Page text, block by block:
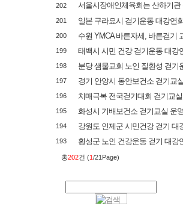
202 서울시장애인체육회는 산하기관
201 일본 구라요시 걷기운동 대강연
200 수원 YMCA 바른자세, 바른걷기
199 태백시 시민 건강 걷기운동 대강
198 분당 샘물교회 노인 질환성 걷기
197 경기 안양시 동안보건소 걷기교
196 치매극복 전국걷기대회 걷기교
195 화성시 기배보건소 걷기교실 운
194 강원도 인제군 시민건강 걷기 대
193 횡성군 노인 건강운동 걷기 대강
총202건 (1/21Page)